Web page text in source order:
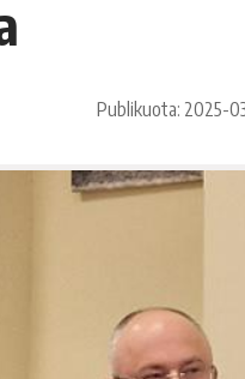
Publikuota: 2025-